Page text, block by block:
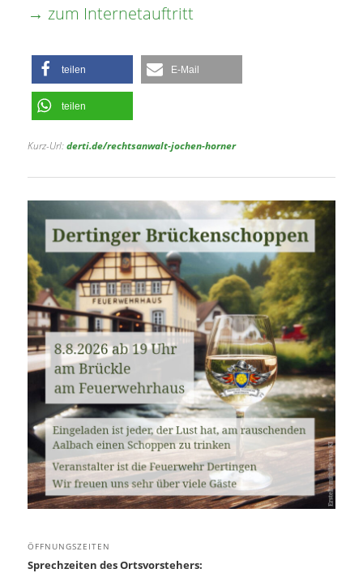
→ zum Internetauftritt
teilen E-Mail
teilen
Kurz-Url:derti.de/rechtsanwalt-jochen-horner
ÖFFNUNGSZEITEN
Sprechzeiten des Ortsvorstehers: